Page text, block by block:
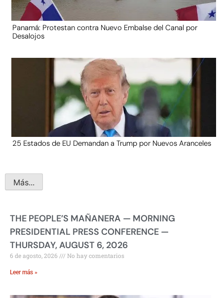
Panamá: Protestan contra Nuevo Embalse del Canal por
Desalojos
25 Estados de EU Demandan a Trump por Nuevos Aranceles
Más...
THE PEOPLE’S MAÑANERA — MORNING
PRESIDENTIAL PRESS CONFERENCE —
THURSDAY, AUGUST 6, 2026
6 de agosto, 2026 No hay comentarios
Leer más »